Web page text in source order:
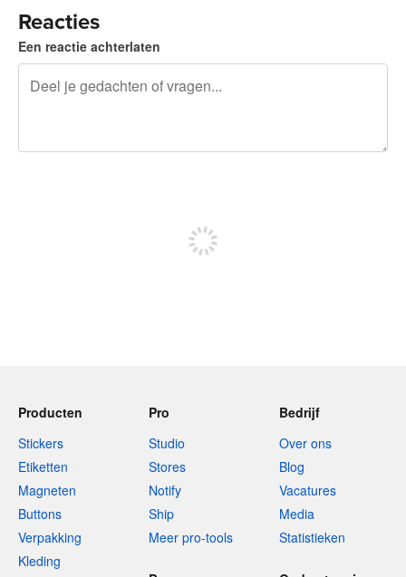
Reacties
Een reactie achterlaten
Producten
Stickers
Etiketten
Magneten
Buttons
Verpakking
Kleding
Pro
Studio
Stores
Notify
Ship
Meer pro-tools
Bedrijf
Over ons
Blog
Vacatures
Media
Statistieken